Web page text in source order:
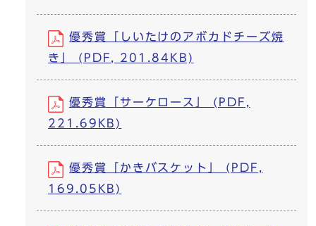
優秀賞「しいたけのアボカドチーズ焼
き」 (PDF, 201.84KB)
優秀賞「サーケロース」 (PDF,
221.69KB)
優秀賞「かきバスケット」 (PDF,
169.05KB)